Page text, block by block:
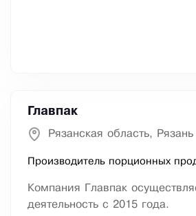
Главпак
Рязанская область, Рязань
Производитель порционных
Компания Главпак
деятельность с 2015 года.